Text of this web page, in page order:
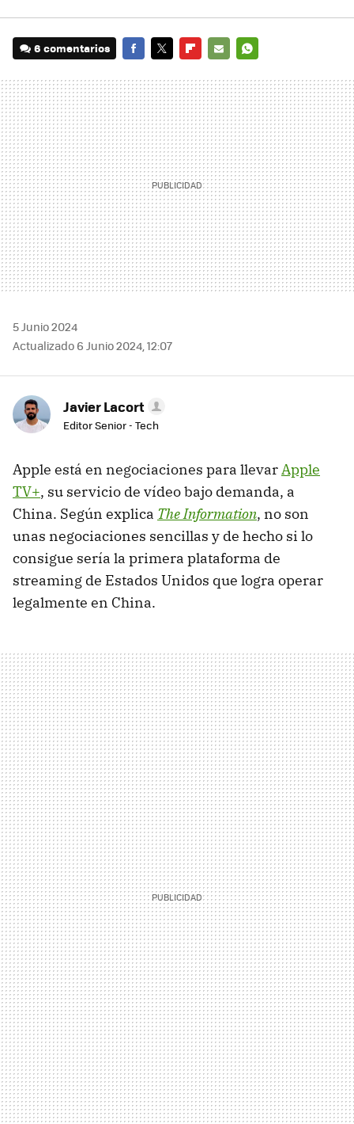
6 comentarios
MAIL
5 Junio 2024
Actualizado 6 Junio 2024, 12:07
Javier Lacort
Editor Senior - Tech
Apple está en negociaciones para llevarApple
TV+, su servicio de vídeo bajo demanda, a
China. Según explica The Information, no son
unas negociaciones sencillas y de hecho si lo
consigue sería la primera plataforma de
streaming de Estados Unidos que logra operar
legalmente en China.